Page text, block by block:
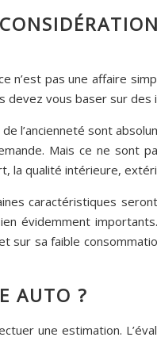
n’est pas une affaire
devez vous baser sur
l’ancienneté sont
Mais ce ne sont
la qualité intérieure,
caractéristiques
évidemment
sur sa faible
AUTO ?
une estimation.